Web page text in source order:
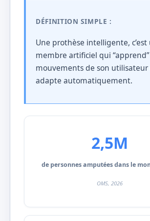
DÉFINITION SIMPLE :
Une prothèse intelligente, c’est
membre artificiel qui
mouvements de son utilisateur
adapte automatiquement.
2,5M
de personnes amputées dans le
OMS, 2026